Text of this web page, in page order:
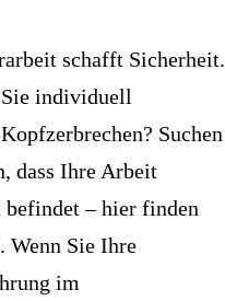
schafft Sicherheit.
individuell
Suchen
dass Ihre Arbeit
– hier finden
Wenn Sie Ihre
im